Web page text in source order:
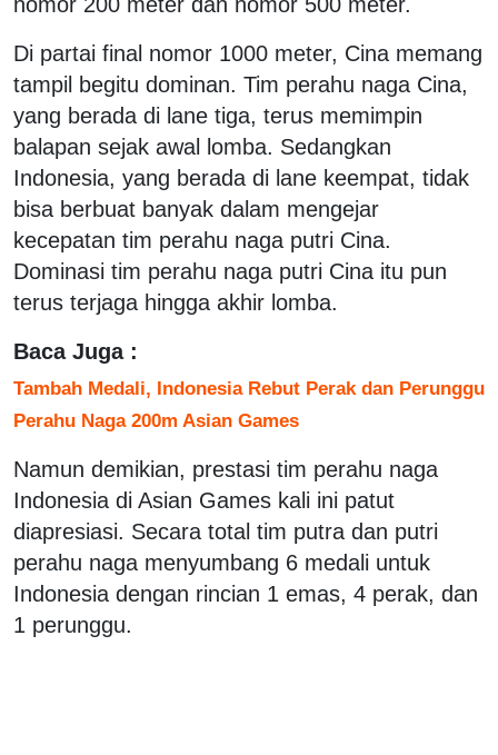
Di partai final nomor 1000 meter, Cina memang
tampil begitu dominan. Tim perahu naga Cina,
yang berada di lane tiga, terus memimpin
balapan sejak awal lomba. Sedangkan
Indonesia, yang berada di lane keempat, tidak
bisa berbuat banyak dalam mengejar
kecepatan tim perahu naga putri Cina.
Dominasi tim perahu naga putri Cina itu pun
terus terjaga hingga akhir lomba.
Baca Juga :
Tambah Medali, Indonesia Rebut Perak dan Perunggu
Perahu Naga 200m Asian Games
Namun demikian, prestasi tim perahu naga
Indonesia di Asian Games kali ini patut
diapresiasi. Secara total tim putra dan putri
perahu naga menyumbang 6 medali untuk
Indonesia dengan rincian 1 emas, 4 perak, dan
1 perunggu.